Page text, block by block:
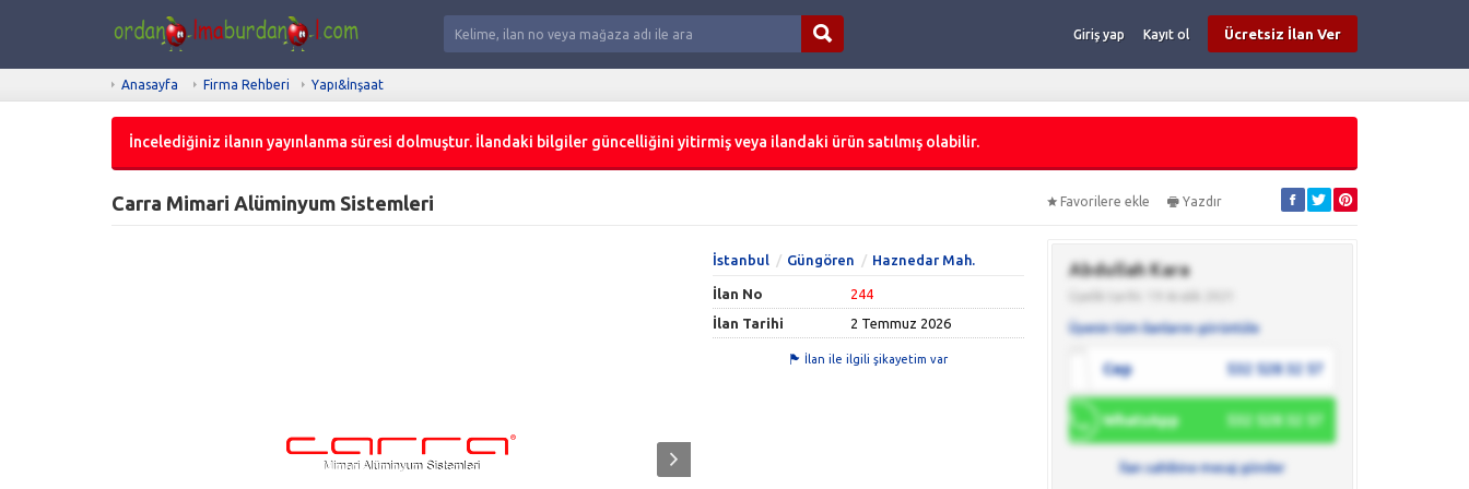
Giriş yap Kayıt ol Ücretsiz İlan Ver
Anasayfa Firma Rehberi Yapı&İnşaat
İncelediğiniz ilanın yayınlanma süresi dolmuştur. İlandaki bilgiler güncelliğini yitirmiş veya ilandaki ürün satılmış olabilir.
Carra Mimari Alüminyum Sistemleri Favorilere ekle Yazdır
İstanbul Güngören Haznedar Mah.
İlan No
244
İlan Tarihi
2 Temmuz 2026
İlan ile ilgili şikayetim var
Abdullah Kara
Üyenin tüm ilanlarını görüntüle
Cep 532 528 32 57
WhatsApp 532 528 32 57
İlan sahibine mesaj gönder